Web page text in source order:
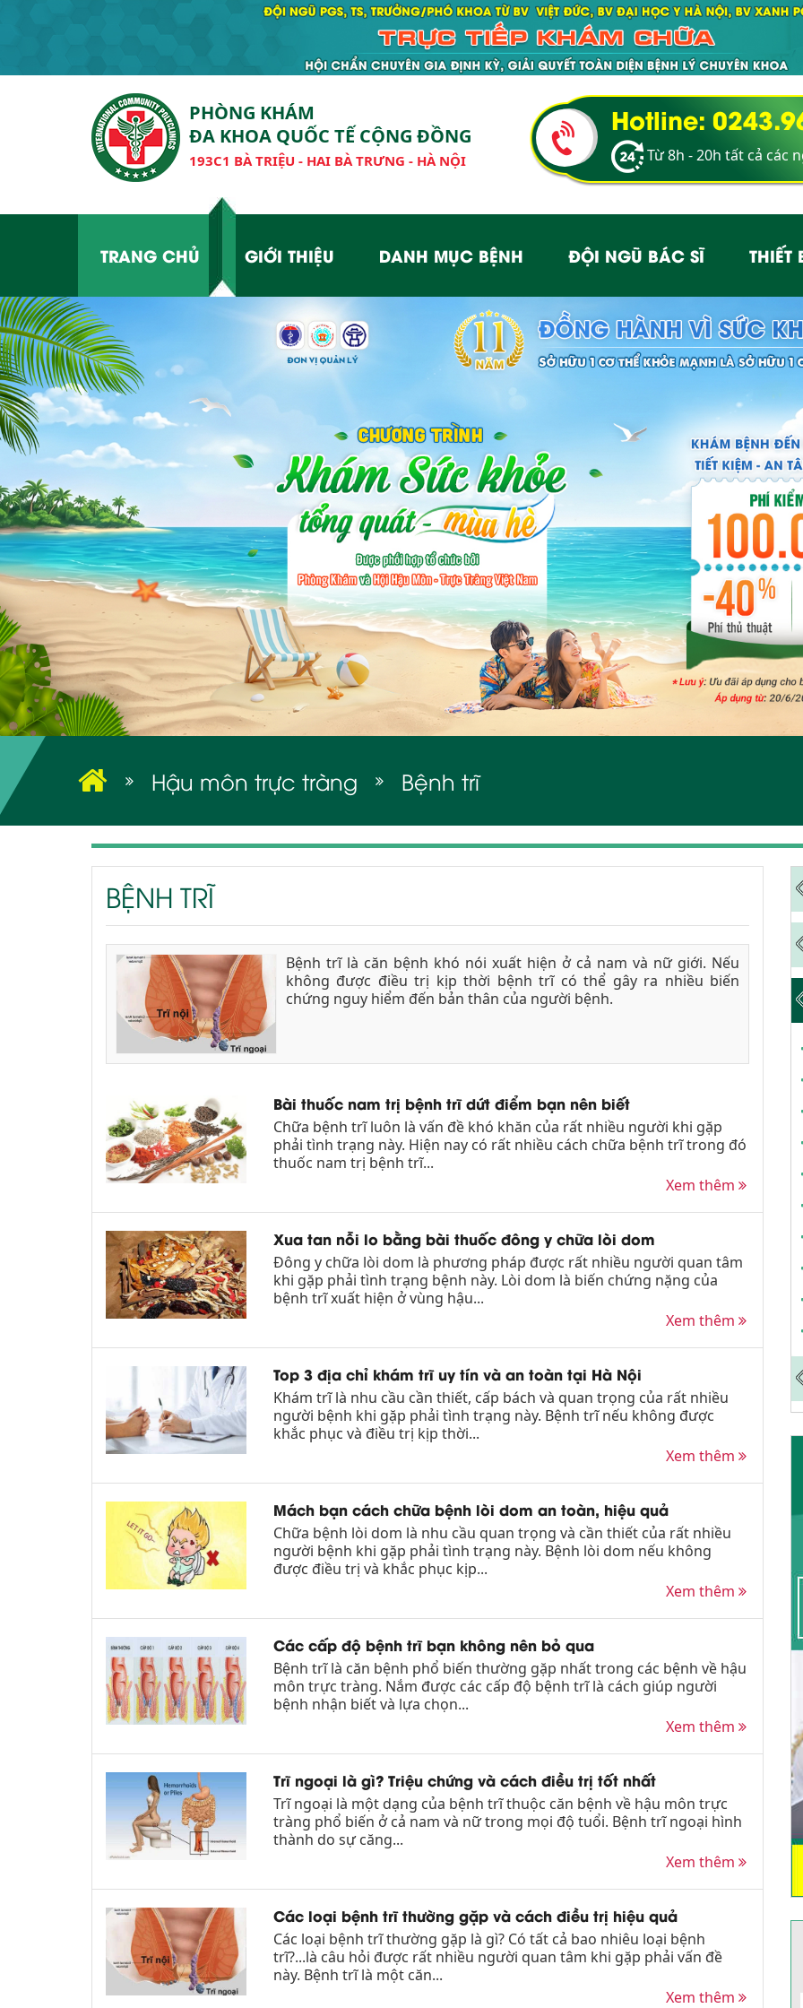
PHÒNG KHÁM
ĐA KHOA QUỐC TẾ CỘNG ĐỒNG
193C1 BÀ TRIỆU - HAI BÀ TRƯNG - HÀ NỘI
Hotline:
Từ 8h - 20h tất cả các
TRANG CHỦ GIỚI THIỆU DANH MỤC BỆNH ĐỘI NGŨ BÁC SĨ THIẾT
Hậu môn trực tràng Bệnh trĩ
BỆNH TRĨ
Bệnh trĩ là căn bệnh khó nói xuất hiện ở cả nam và nữ giới. Nếu
không được điều trị kịp thời bệnh trĩ có thể gây ra nhiều biến
chứng nguy hiểm đến bản thân của người bệnh.
Bài thuốc nam trị bệnh trĩ dứt điểm bạn nên biết
Chữa bệnh trĩ luôn là vấn đề khó khăn của rất nhiều người khi gặp
phải tình trạng này. Hiện nay có rất nhiều cách chữa bệnh trĩ trong đó
thuốc nam trị bệnh trĩ...
Xem thêm
Xua tan nỗi lo bằng bài thuốc đông y chữa lòi dom
Đông y chữa lòi dom là phương pháp được rất nhiều người quan tâm
khi gặp phải tình trạng bệnh này. Lòi dom là biến chứng nặng của
bệnh trĩ xuất hiện ở vùng hậu...
Xem thêm
Top 3 địa chỉ khám trĩ uy tín và an toàn tại Hà Nội
Khám trĩ là nhu cầu cần thiết, cấp bách và quan trọng của rất nhiều
người bệnh khi gặp phải tình trạng này. Bệnh trĩ nếu không được
khắc phục và điều trị kịp thời...
Xem thêm
Mách bạn cách chữa bệnh lòi dom an toàn, hiệu quả
Chữa bệnh lòi dom là nhu cầu quan trọng và cần thiết của rất nhiều
người bệnh khi gặp phải tình trạng này. Bệnh lòi dom nếu không
được điều trị và khắc phục kịp...
Xem thêm
Các cấp độ bệnh trĩ bạn không nên bỏ qua
Bệnh trĩ là căn bệnh phổ biến thường gặp nhất trong các bệnh về hậu
môn trực tràng. Nắm được các cấp độ bệnh trĩ là cách giúp người
bệnh nhận biết và lựa chọn...
Xem thêm
Trĩ ngoại là gì? Triệu chứng và cách điều trị tốt nhất
Trĩ ngoại là một dạng của bệnh trĩ thuộc căn bệnh về hậu môn trực
tràng phổ biến ở cả nam và nữ trong mọi độ tuổi. Bệnh trĩ ngoại hình
thành do sự căng...
Xem thêm
Các loại bệnh trĩ thường gặp và cách điều trị hiệu quả
Các loại bệnh trĩ thường gặp là gì? Có tất cả bao nhiêu loại bệnh
trĩ?...là câu hỏi được rất nhiều người quan tâm khi gặp phải vấn đề
này. Bệnh trĩ là một căn...
Xem thêm